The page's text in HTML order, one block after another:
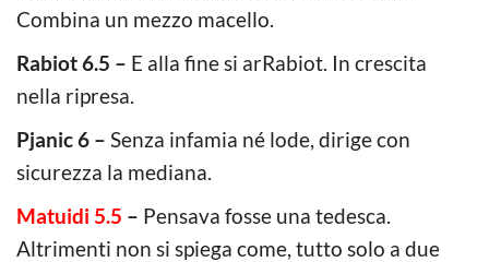
Combina un mezzo macello.
Rabiot 6.5 – E alla fine si arRabiot. In crescita
nella ripresa.
Pjanic 6 – Senza infamia né lode, dirige con
sicurezza la mediana.
Matuidi 5.5 – Pensava fosse una tedesca.
Altrimenti non si spiega come, tutto solo a due